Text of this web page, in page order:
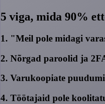
5 viga, mida 90%
1. "Meil pole midagi
2. Nõrgad paroolid ja
3. Varukoopiate
4. Töötajaid pole